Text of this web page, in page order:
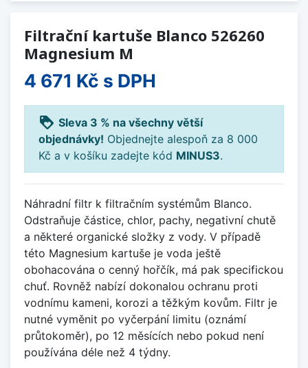
Filtrační kartuše Blanco 526260
Magnesium M
4 671 Kč s DPH
loyalty Sleva 3 % na všechny větší
objednávky! Objednejte alespoň za 8 000
Kč a v košíku zadejte kód MINUS3.
Náhradní filtr k filtračním systémům Blanco.
Odstraňuje částice, chlor, pachy, negativní chutě
a některé organické složky z vody. V případě
této Magnesium kartuše je voda ještě
obohacována o cenný hořčík, má pak specifickou
chuť. Rovněž nabízí dokonalou ochranu proti
vodnímu kameni, korozi a těžkým kovům. Filtr je
nutné vyměnit po vyčerpání limitu (oznámí
průtokoměr), po 12 měsících nebo pokud není
používána déle než 4 týdny.